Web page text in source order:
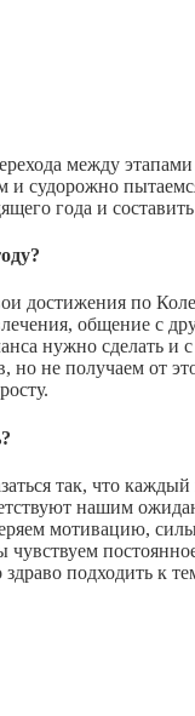
между
года и
достижения по
общение с
нужно сделать
но не получаем от
так, что
нашим
мотивацию,
подходить к